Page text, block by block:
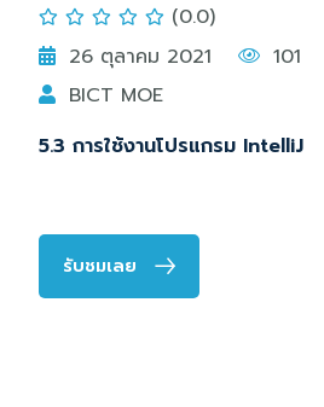
(0.0)
26 ตุลาคม 2021
101
BICT MOE
5.3 การใช้งานโปรแกรม IntelliJ
รับชมเลย